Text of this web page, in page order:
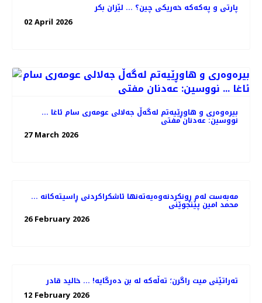
پارتی و پەکەکە خەریکی چین؟ ... لێزان بکر
02 April 2026
بیره‌وه‌ری و هاوڕێیه‌تم لەگەڵ جه‌لالی عومەری سام ئاغا ...
نووسین: عه‌دنان مفتی
27 March 2026
مەبەست لەم ڕونکردنەوەیەتەنها ئاشکراکردنی ڕاسیتەکانە ...
محمد امین پێنجوێنی
26 February 2026
تەراتێنی میت راگرن؛ تەڵەکە لە بن دەرگایە! ... خالید قادر
12 February 2026